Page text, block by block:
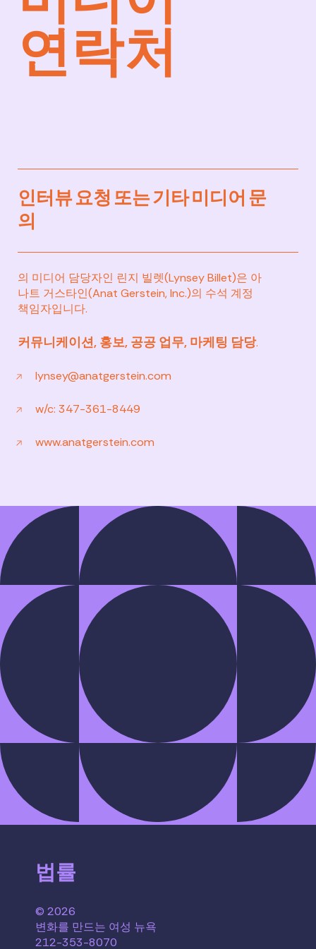
연락처
인터뷰 요청 또는 기타 미디어 문
의
의 미디어 담당자인 린지 빌렛(Lynsey Billet)은 아
나트 거스타인(Anat Gerstein, Inc.)의 수석 계정
책임자입니다.
커뮤니케이션, 홍보, 공공 업무, 마케팅 담당.
lynsey@anatgerstein.com
w/c: 347-361-8449
www.anatgerstein.com
법률
© 2026
변화를 만드는 여성 뉴욕
212-353-8070